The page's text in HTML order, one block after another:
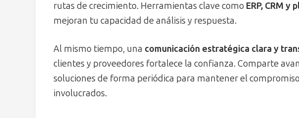
rutas de crecimiento. Herramientas clave como ERP, CRM
mejoran tu capacidad de análisis y respuesta.
Al mismo tiempo, una comunicación estratégica clara y
clientes y proveedores fortalece la confianza. Comparte
soluciones de forma periódica para mantener el
involucrados.